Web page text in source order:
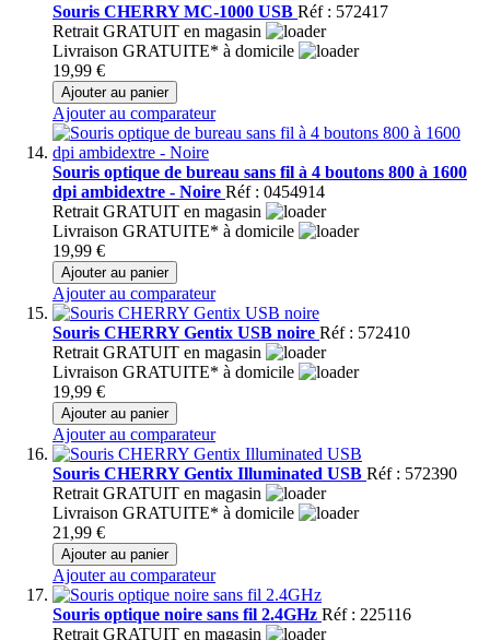
Souris CHERRY MC-1000 USB Réf : 572417
Retrait GRATUIT en magasin
Livraison GRATUITE* à domicile
19,99 €
Ajouter au panier
Ajouter au comparateur
Souris optique de bureau sans fil à 4 boutons 800 à 1600
dpi ambidextre - Noire Réf : 0454914
Retrait GRATUIT en magasin
Livraison GRATUITE* à domicile
19,99 €
Ajouter au panier
Ajouter au comparateur
Souris CHERRY Gentix USB noire Réf : 572410
Retrait GRATUIT en magasin
Livraison GRATUITE* à domicile
19,99 €
Ajouter au panier
Ajouter au comparateur
Souris CHERRY Gentix Illuminated USB Réf : 572390
Retrait GRATUIT en magasin
Livraison GRATUITE* à domicile
21,99 €
Ajouter au panier
Ajouter au comparateur
Souris optique noire sans fil 2.4GHz Réf : 225116
Retrait GRATUIT en magasin